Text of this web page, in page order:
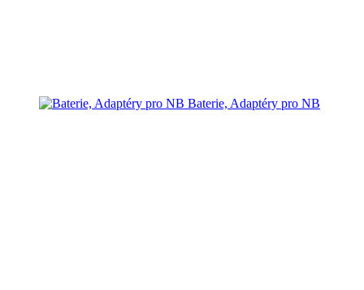
Baterie, Adaptéry pro NB